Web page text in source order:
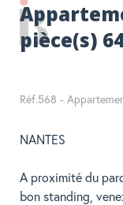
pièce(s)
Réf.568 -
NANTES
A proximité du
bon standing,